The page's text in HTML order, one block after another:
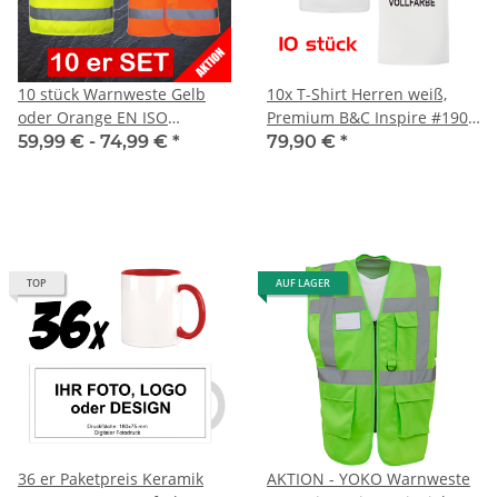
10 stück Warnweste Gelb
oder Orange EN ISO
20471:2013 mit 1.fbg. Druck
59,99 € - 74,99 € *
10x T-Shirt Herren weiß,
Premium B&C Inspire #190
Rundhals mit EINER
79,90 € *
TOP
36 er Paketpreis Keramik
AUF LAGER
AKTION - YOKO Warnweste